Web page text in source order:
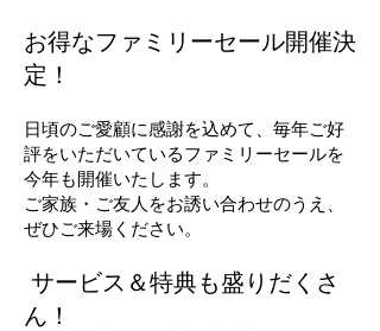
お得なファミリーセール開催決
定！
日頃のご愛顧に感謝を込めて、毎年ご好
評をいただいているファミリーセールを
今年も開催いたします。
ご家族・ご友人をお誘い合わせのうえ、
ぜひご来場ください。
サービス＆特典も盛りだくさ
ん！